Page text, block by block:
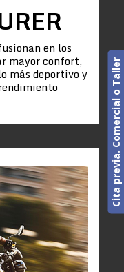
en los
mayor confort,
más deportivo y Cita previa. Comercial o Taller